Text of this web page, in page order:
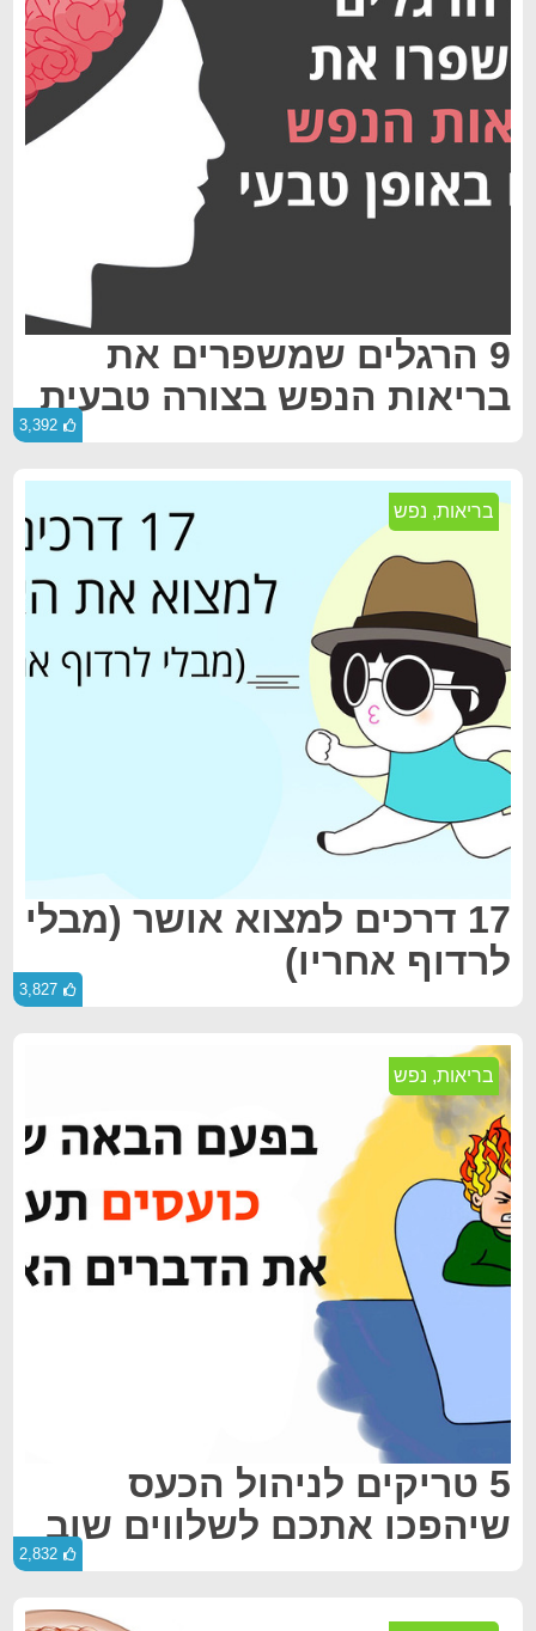
9 הרגלים שמשפרים את
בריאות הנפש בצורה טבעית
3,392
בריאות, נפש
17 דרכים למצוא אושר (מבלי
לרדוף אחריו)
3,827
בריאות, נפש
5 טריקים לניהול הכעס
שיהפכו אתכם לשלווים שוב
2,832